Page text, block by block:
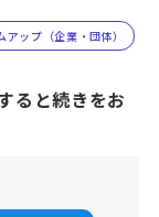
アップ（企業・団体）
ると続きをお